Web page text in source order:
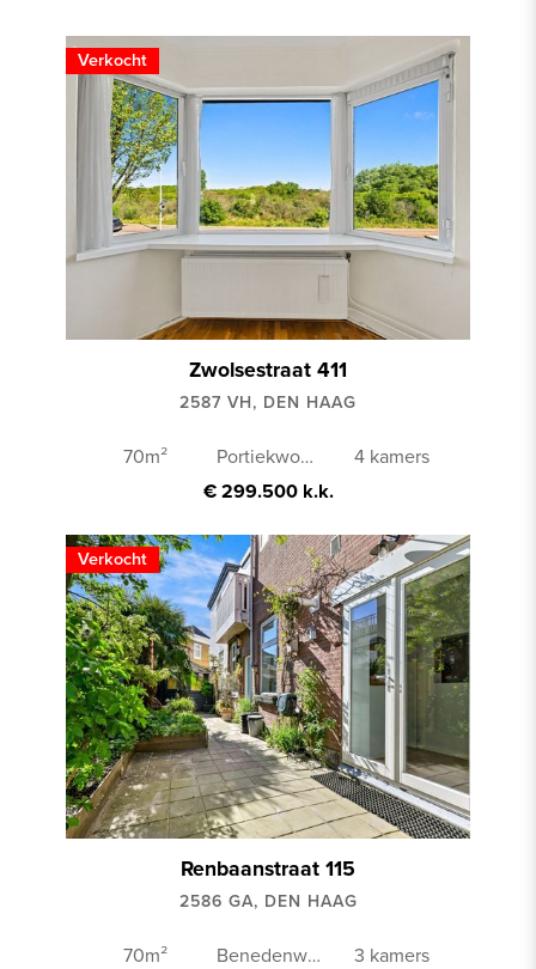
Verkocht
Zwolsestraat 411
2587 VH, DEN HAAG
70m² Portiekwoning
4 kamers
€ 299.500 k.k.
Verkocht
Renbaanstraat 115
2586 GA, DEN HAAG
70m² Benedenwoning
3 kamers